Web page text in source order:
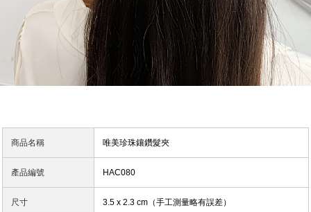
商品名稱 唯美珍珠鑲鑽髮夾
產品編號 HAC080
尺寸 3.5 x 2.3 cm（手工測量略有誤差）